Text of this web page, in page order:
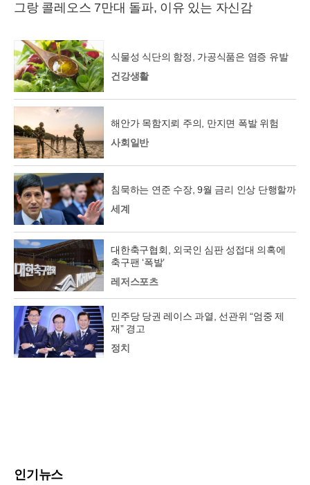
그랑 콜레오스 7만대 돌파, 이유 있는 자신감
식물성 식단의 함정, 가공식품은 염증 유발
건강생활
해안가 목함지뢰 주의, 만지면 폭발 위험
사회일반
침묵하는 연준 수장, 9월 금리 인상 단행할까
세계
대한축구협회, 외국인 심판 성접대 의혹에
축구팬 ‘폭발’
레저스포츠
민주당 당권 레이스 과열, 선관위 “엄중 제
재” 경고
정치
인기뉴스